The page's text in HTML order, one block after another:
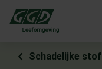
Als de resultaten voor
Schadelijke